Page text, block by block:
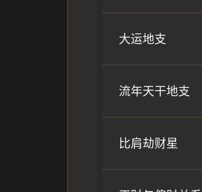
大运地支
流年天干地支
比肩劫财星